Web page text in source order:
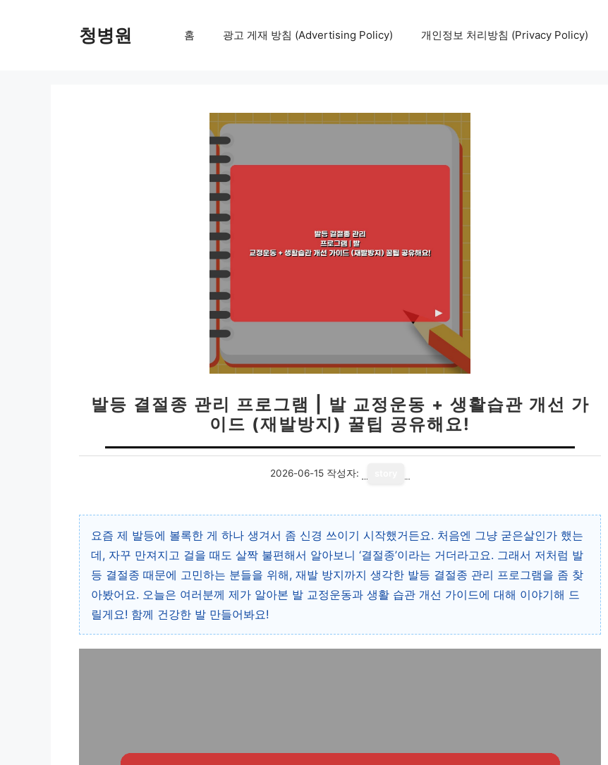
청병원 홈 광고 게재 방침 (Advertising Policy) 개인정보 처리방침 (Privacy Policy)
발등 결절종 관리 프로그램 | 발 교정운동 + 생활습관 개선 가
이드 (재발방지) 꿀팁 공유해요!
2026-06-15 작성자:
요즘 제 발등에 볼록한 게 하나 생겨서 좀 신경 쓰이기 시작했거든요. 처음엔 그냥 굳은살인가 했는
데, 자꾸 만져지고 걸을 때도 살짝 불편해서 알아보니 ‘결절종’이라는 거더라고요. 그래서 저처럼 발
등 결절종 때문에 고민하는 분들을 위해, 재발 방지까지 생각한 발등 결절종 관리 프로그램을 좀 찾
아봤어요. 오늘은 여러분께 제가 알아본 발 교정운동과 생활 습관 개선 가이드에 대해 이야기해 드
릴게요! 함께 건강한 발 만들어봐요!